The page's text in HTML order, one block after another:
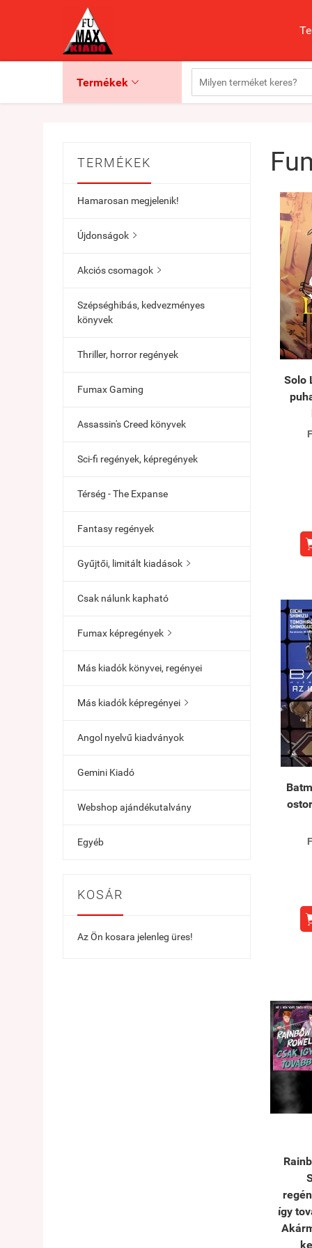
Termékek 
TERMÉKEK
Hamarosan megjelenik!
Újdonságok 
Akciós csomagok 
Szépséghibás, kedvezményes
könyvek
Thriller, horror regények
Fumax Gaming
Assassin's Creed könyvek
Sci-fi regények, képregények
Térség - The Expanse
Fantasy regények
Gyűjtői, limitált kiadások 
Csak nálunk kapható
Fumax képregények 
Más kiadók könyvei, regényei
Más kiadók képregényei 
Angol nyelvű kiadványok
Gemini Kiadó
Webshop ajándékutalvány
Egyéb
KOSÁR
Az Ön kosara jelenleg üres!
Solo
így